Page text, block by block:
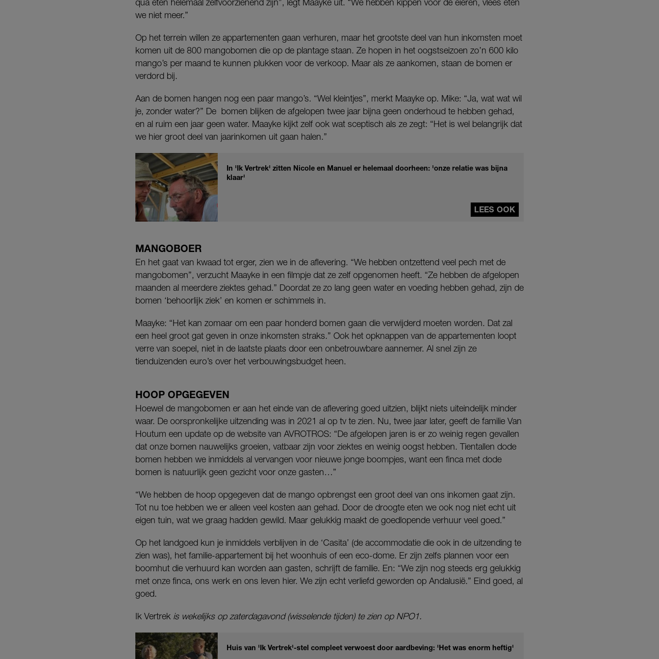
qua eten helemaal zelfvoorzienend zijn”, legt Maayke uit. “We hebben kippen voor de eieren, vlees eten
we niet meer.”
Op het terrein willen ze appartementen gaan verhuren, maar het grootste deel van hun inkomsten moet
komen uit de 800 mangobomen die op de plantage staan. Ze hopen in het oogstseizoen zo’n 600 kilo
mango’s per maand te kunnen plukken voor de verkoop. Maar als ze aankomen, staan de bomen er
verdord bij.
Aan de bomen hangen nog een paar mango’s. “Wel kleintjes”, merkt Maayke op. Mike: “Ja, wat wat wil
je, zonder water?” De bomen blijken de afgelopen twee jaar bijna geen onderhoud te hebben gehad,
en al ruim een jaar geen water. Maayke kijkt zelf ook wat sceptisch als ze zegt: “Het is wel belangrijk dat
we hier groot deel van jaarinkomen uit gaan halen.”
In 'Ik Vertrek' zitten Nicole en Manuel er helemaal doorheen: 'onze relatie was bijna
klaar'
LEES OOK
MANGOBOER
En het gaat van kwaad tot erger, zien we in de aflevering. “We hebben ontzettend veel pech met de
mangobomen”, verzucht Maayke in een filmpje dat ze zelf opgenomen heeft. “Ze hebben de afgelopen
maanden al meerdere ziektes gehad.” Doordat ze zo lang geen water en voeding hebben gehad, zijn de
bomen ‘behoorlijk ziek’ en komen er schimmels in.
Maayke: “Het kan zomaar om een paar honderd bomen gaan die verwijderd moeten worden. Dat zal
een heel groot gat geven in onze inkomsten straks.” Ook het opknappen van de appartementen loopt
verre van soepel, niet in de laatste plaats door een onbetrouwbare aannemer. Al snel zijn ze
tienduizenden euro’s over het verbouwingsbudget heen.
HOOP OPGEGEVEN
Hoewel de mangobomen er aan het einde van de aflevering goed uitzien, blijkt niets uiteindelijk minder
waar. De oorspronkelijke uitzending was in 2021 al op tv te zien. Nu, twee jaar later, geeft de familie Van
Houtum een update op de website van AVROTROS: “De afgelopen jaren is er zo weinig regen gevallen
dat onze bomen nauwelijks groeien, vatbaar zijn voor ziektes en weinig oogst hebben. Tientallen dode
bomen hebben we inmiddels al vervangen voor nieuwe jonge boompjes, want een finca met dode
bomen is natuurlijk geen gezicht voor onze gasten…”
“We hebben de hoop opgegeven dat de mango opbrengst een groot deel van ons inkomen gaat zijn.
Tot nu toe hebben we er alleen veel kosten aan gehad. Door de droogte eten we ook nog niet echt uit
eigen tuin, wat we graag hadden gewild. Maar gelukkig maakt de goedlopende verhuur veel goed.”
Op het landgoed kun je inmiddels verblijven in de ‘Casita’ (de accommodatie die ook in de uitzending te
zien was), het familie-appartement bij het woonhuis of een eco-dome. Er zijn zelfs plannen voor een
boomhut die verhuurd kan worden aan gasten, schrijft de familie. En: “We zijn nog steeds erg gelukkig
met onze finca, ons werk en ons leven hier. We zijn echt verliefd geworden op Andalusië.” Eind goed, al
goed.
Ik Vertrek is wekelijks op zaterdagavond (wisselende tijden) te zien op NPO1.
Huis van 'Ik Vertrek'-stel compleet verwoest door aardbeving: 'Het was enorm heftig'